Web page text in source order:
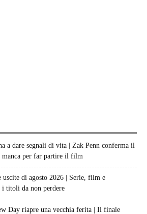
a dare segnali di vita | Zak Penn conferma il
manca per far partire il film
uscite di agosto 2026 | Serie, film e
titoli da non perdere
Day riapre una vecchia ferita | Il finale